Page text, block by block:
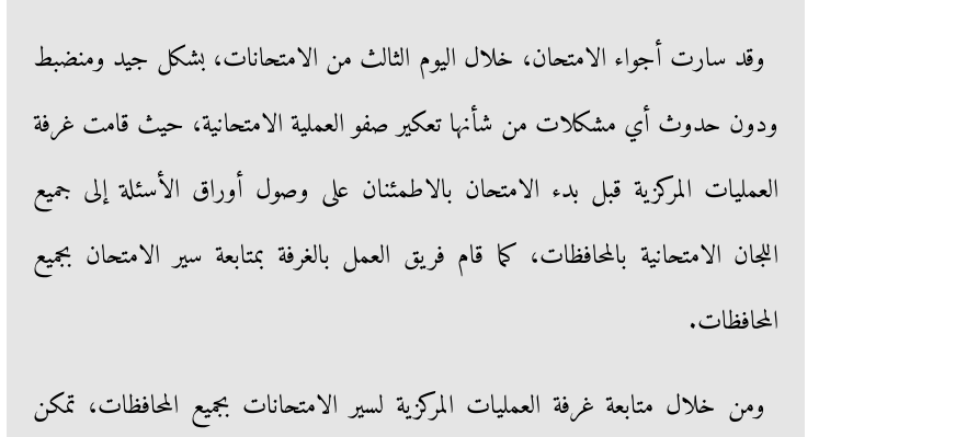
وقد سارت أجواء الامتحان، خلال اليوم الثالث من الامتحانات، بشكل جيد ومنضبط
ودون حدوث أي مشكلات من شأنها تعكير صفو العملية الامتحانية، حيث قامت غرفة
العمليات المركزية قبل بدء الامتحان بالاطمئنان على وصول أوراق الأسئلة إلى جميع
اللجان الامتحانية بالمحافظات، كما قام فريق العمل بالغرفة بمتابعة سير الامتحان بجميع
المحافظات.
ومن خلال متابعة غرفة العمليات المركزية لسير الامتحانات بجميع المحافظات، تمكن